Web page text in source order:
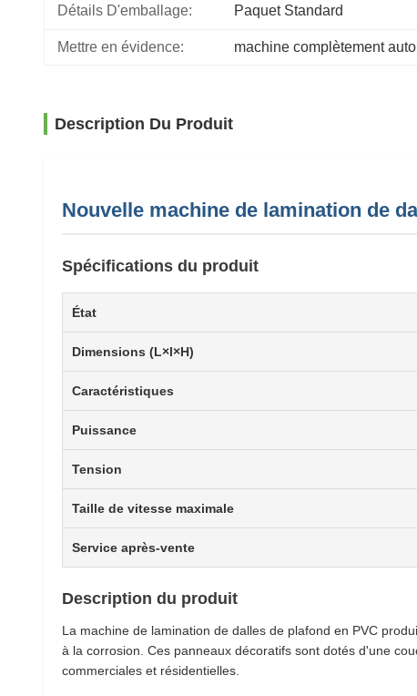
Détails D'emballage: Paquet Standard
Mettre en évidence: machine complètement
Description Du Produit
Nouvelle machine de lamination de
Spécifications du produit
État
Dimensions (L×l×H)
Caractéristiques
Puissance
Tension
Taille de vitesse maximale
Service après-vente
Description du produit
La machine de lamination de dalles de plafond en PVC
à la corrosion. Ces panneaux décoratifs sont dotés d'une
commerciales et résidentielles.